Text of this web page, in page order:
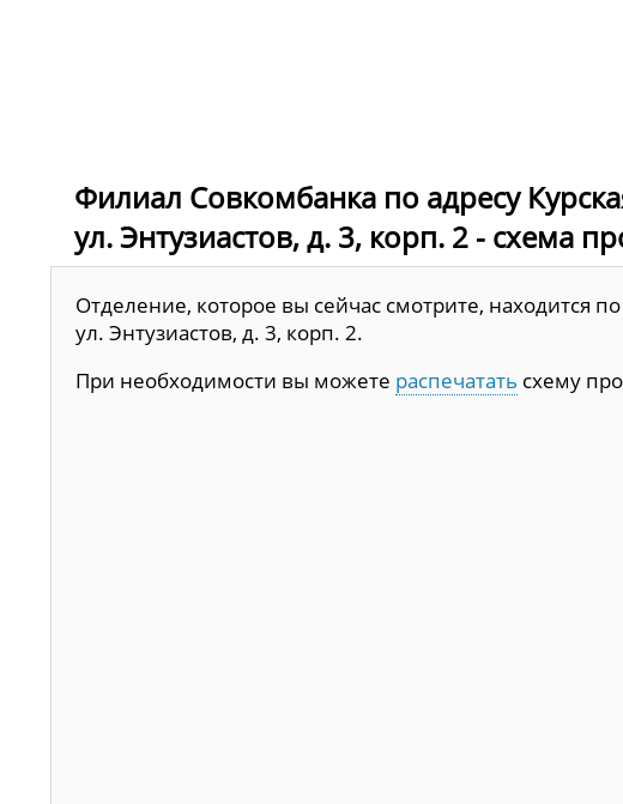
Филиал Совкомбанка по адресу
ул. Энтузиастов, д. 3, корп. 2 - схема
Отделение, которое вы сейчас смотрите, находится
ул. Энтузиастов, д. 3, корп. 2.
При необходимости вы можете распечатать схему